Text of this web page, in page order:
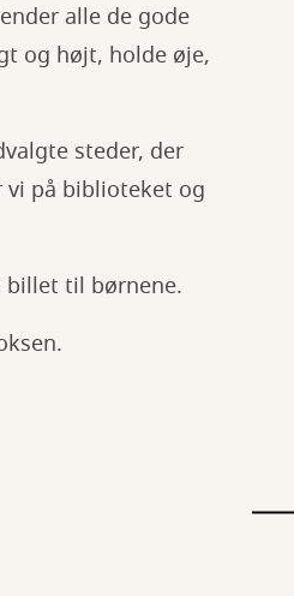
alle de gode
og højt, holde øje,
steder, der
på biblioteket og
billet til børnene.